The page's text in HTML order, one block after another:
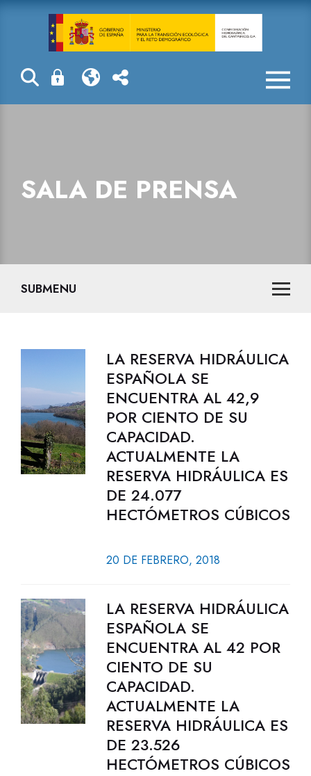
Sala de prensa
SALA DE PRENSA
SUBMENU
LA RESERVA HIDRÁULICA
ESPAÑOLA SE
ENCUENTRA AL 42,9
POR CIENTO DE SU
CAPACIDAD.
ACTUALMENTE LA
RESERVA HIDRÁULICA ES
DE 24.077
HECTÓMETROS CÚBICOS
20 DE FEBRERO, 2018
LA RESERVA HIDRÁULICA
ESPAÑOLA SE
ENCUENTRA AL 42 POR
CIENTO DE SU
CAPACIDAD.
ACTUALMENTE LA
RESERVA HIDRÁULICA ES
DE 23.526
HECTÓMETROS CÚBICOS